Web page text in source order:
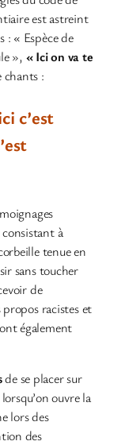
est astreint
: « Espèce de
», « Ici on va te
:
c’est
à
tenue en
sans toucher
de
racistes et
également
de se placer sur
ouvre la
lors des
des